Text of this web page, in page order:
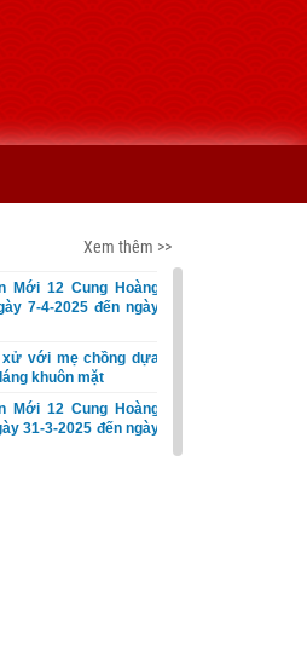
Xem thêm >>
Mới 12 Cung Hoàng
7-4-2025 đến ngày
với mẹ chồng dựa
khuôn mặt
Mới 12 Cung Hoàng
31-3-2025 đến ngày